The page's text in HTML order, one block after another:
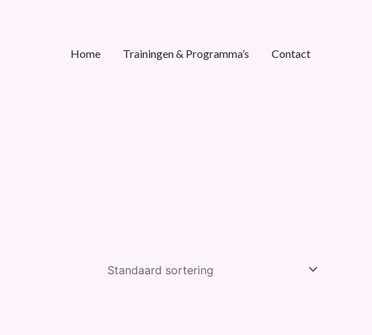
Home Trainingen & Programma’s Contact